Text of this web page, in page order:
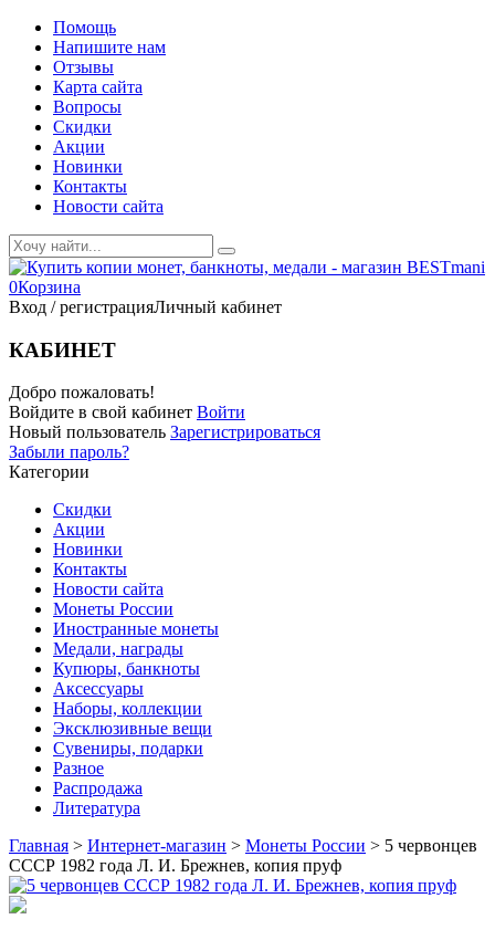
Помощь
Напишите нам
Отзывы
Карта сайта
Вопросы
Скидки
Акции
Новинки
Контакты
Новости сайта
0Корзина
Вход / регистрацияЛичный кабинет
КАБИНЕТ
Добро пожаловать!
Войдите в свой кабинет Войти
Новый пользователь Зарегистрироваться
Забыли пароль?
Категории
Скидки
Акции
Новинки
Контакты
Новости сайта
Монеты России
Иностранные монеты
Медали, награды
Купюры, банкноты
Аксессуары
Наборы, коллекции
Эксклюзивные вещи
Сувениры, подарки
Разное
Распродажа
Литература
Главная > Интернет-магазин > Монеты России > 5 червонцев
СССР 1982 года Л. И. Брежнев, копия пруф